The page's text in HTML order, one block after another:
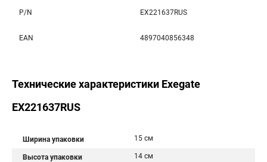
P/N EX221637RUS
EAN 4897040856348
Технические характеристики Exegate
EX221637RUS
Ширина упаковки 15 см
Высота упаковки 14 см